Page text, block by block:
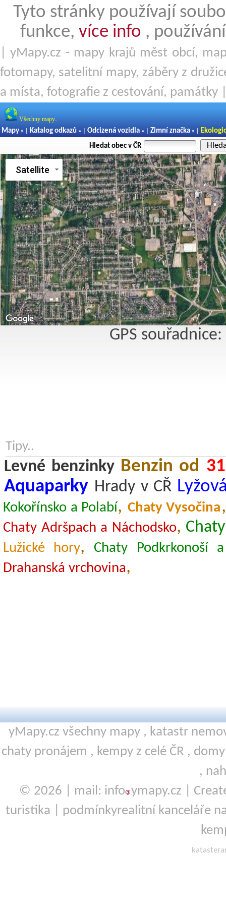
Tyto stránky používají
funkce, více info ,
| yMapy.cz - mapy krajů měst obcí,
fotomapy, satelitní mapy, záběry z
a místa, fotografie z cestování, památky
Všechny mapy..
Mapy » | Katalog odkazů » | Odcizená vozidla » | Zimní značka » |
Hledat obec v ČR
Satellite
GPS
Tipy..
Levné benzinkyBenzin od
Aquaparky Hrady v CŘ
Kokořínsko a Polabí, Chaty Vysočina
Chaty Adršpach a Náchodsko,
Lužické hory,
Chaty Podkrkonoší
Drahanská vrchovina,
yMapy.cz všechny mapy , katastr
chaty pronájem , kempyz celé ČR ,
,
© 2026 | mail: info ymapy.cz |
turistika
podmínkyrealitní kanceláře